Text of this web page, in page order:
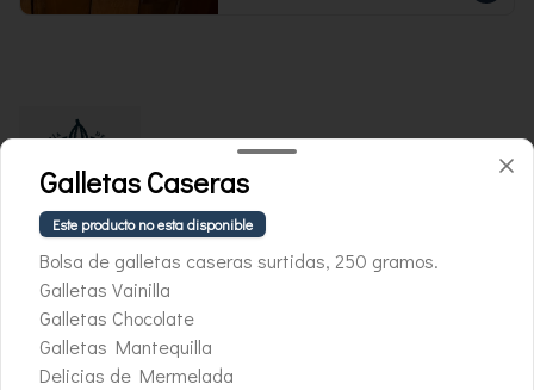
Conócenos
Whatsapp +569 3214 2732
Términos y condiciones
Galletas Caseras
Este producto no esta disponible
Bolsa de galletas caseras surtidas, 250 gramos.
Galletas Vainilla
Galletas Chocolate
Galletas Mantequilla
Delicias de Mermelada